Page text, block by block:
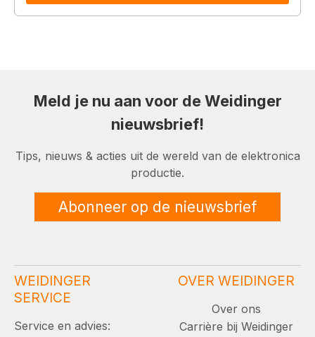
Meld je nu aan voor de Weidinger
nieuwsbrief!
Tips, nieuws & acties uit de wereld van de elektronica
productie.
Abonneer op de nieuwsbrief
WEIDINGER
SERVICE
Service en advies:
OVER WEIDINGER
Over ons
Carrière bij Weidinger